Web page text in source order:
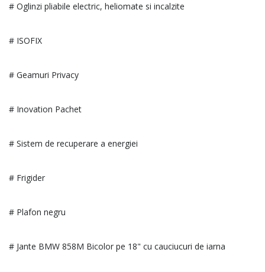
# Oglinzi pliabile electric, heliomate si incalzite
# ISOFIX
# Geamuri Privacy
# Inovation Pachet
# Sistem de recuperare a energiei
# Frigider
# Plafon negru
# Jante BMW 858M Bicolor pe 18" cu cauciucuri de iarna